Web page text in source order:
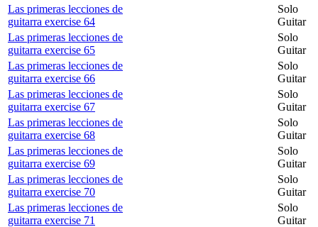
Las primeras lecciones de
guitarra exercise 64
Solo
Guitar
Las primeras lecciones de
guitarra exercise 65
Solo
Guitar
Las primeras lecciones de
guitarra exercise 66
Solo
Guitar
Las primeras lecciones de
guitarra exercise 67
Solo
Guitar
Las primeras lecciones de
guitarra exercise 68
Solo
Guitar
Las primeras lecciones de
guitarra exercise 69
Solo
Guitar
Las primeras lecciones de
guitarra exercise 70
Solo
Guitar
Las primeras lecciones de
guitarra exercise 71
Solo
Guitar